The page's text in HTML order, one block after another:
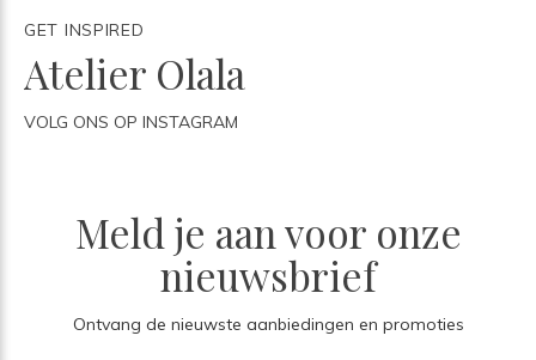
GET INSPIRED
Atelier Olala
VOLG ONS OP INSTAGRAM
Meld je aan voor onze
nieuwsbrief
Ontvang de nieuwste aanbiedingen en promoties